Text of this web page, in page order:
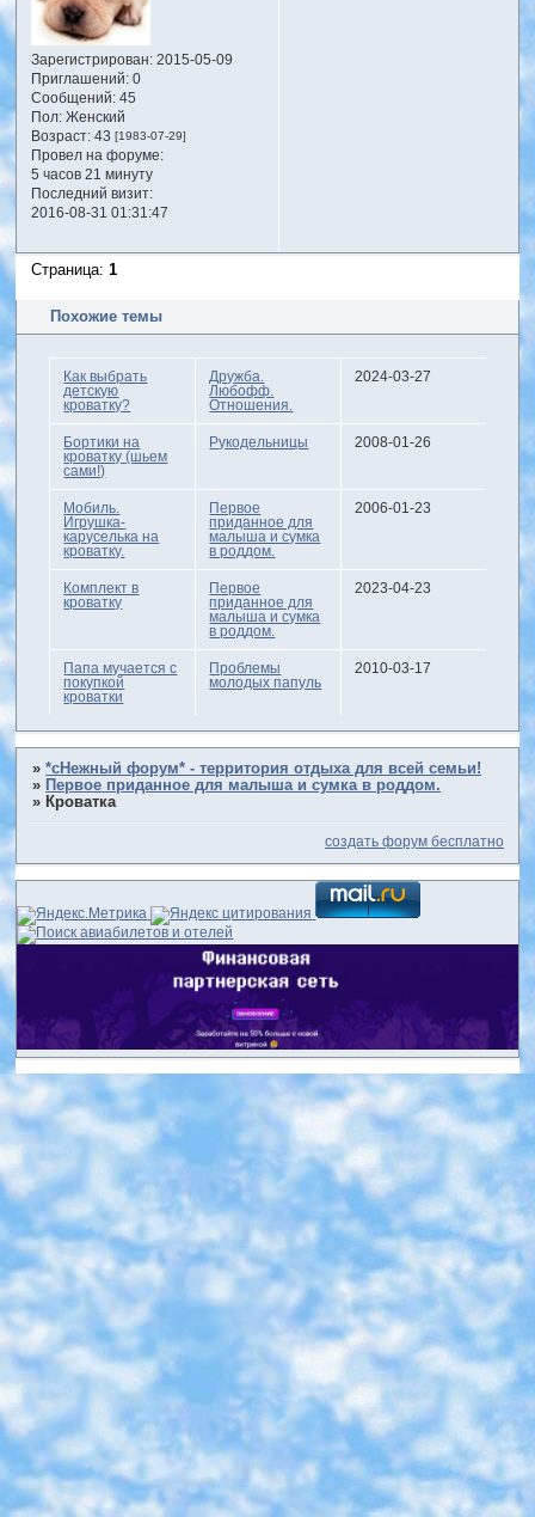
Зарегистрирован: 2015-05-09
Приглашений:0
Сообщений:45
Пол:Женский
Возраст:43 [1983-07-29]
Провел на форуме:
5 часов 21 минуту
Последний визит:
2016-08-31 01:31:47
Страница:1
Похожие темы
Как выбрать
детскую
кроватку?
Дружба.
Любофф.
Отношения.
2024-03-27
Бортики на
кроватку (шьем
сами!)
Рукодельницы 2008-01-26
Мобиль.
Игрушка-
каруселька на
кроватку.
Первое
приданное для
малыша и сумка
в роддом.
2006-01-23
Комплект в
кроватку
Первое
приданное для
малыша и сумка
в роддом.
2023-04-23
Папа мучается с
покупкой
кроватки
Проблемы
молодых папуль
2010-03-17
»*сНежный форум* - территория отдыха для всей семьи!
» Первое приданное для малыша и сумка в роддом.
» Кроватка
создать форум бесплатно